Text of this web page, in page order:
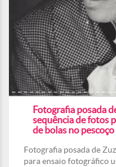
Fotografia posada
sequência de fotos
de bolas no pescoço
Fotografia posada de
para ensaio fotográfico